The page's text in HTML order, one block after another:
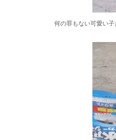
何の罪もない可愛い